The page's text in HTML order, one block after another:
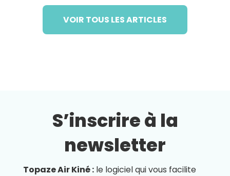
VOIR TOUS LES ARTICLES
S’inscrire à la
newsletter
Topaze Air Kiné : le logiciel qui vous facilite